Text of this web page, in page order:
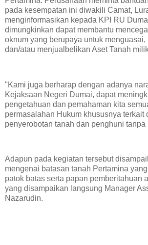
pada kesempatan ini diwakili Camat,
menginformasikan kepada KPI RU
dimungkinkan dapat membantu
oknum yang berupaya untuk menguasai,
dan/atau menjualbelikan Aset Tanah
"Kami juga berharap dengan adanya
Kejaksaan Negeri Dumai, dapat
pengetahuan dan pemahaman kita
permasalahan Hukum khususnya terkait
penyerobotan tanah dan penghuni tanpa
Adapun pada kegiatan tersebut
mengenai batasan tanah Pertamina
patok batas serta papan pemberitahuan
yang disampaikan langsung Manager
Nazarudin.